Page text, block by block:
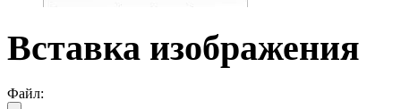
Вставка изображения
Файл: